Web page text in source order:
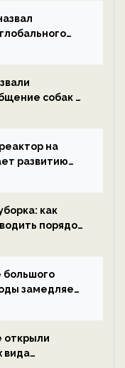
собак с
на
развитию
как
порядок
большого
замедляет
открыли
вида